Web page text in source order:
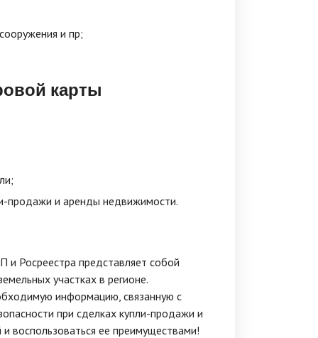
и пр;
карты
продажи и аренды недвижимости.
и Росреестра представляет собой
участках в регионе.
информацию, связанную с
при сделках купли-продажи и
воспользоваться ее преимуществами!